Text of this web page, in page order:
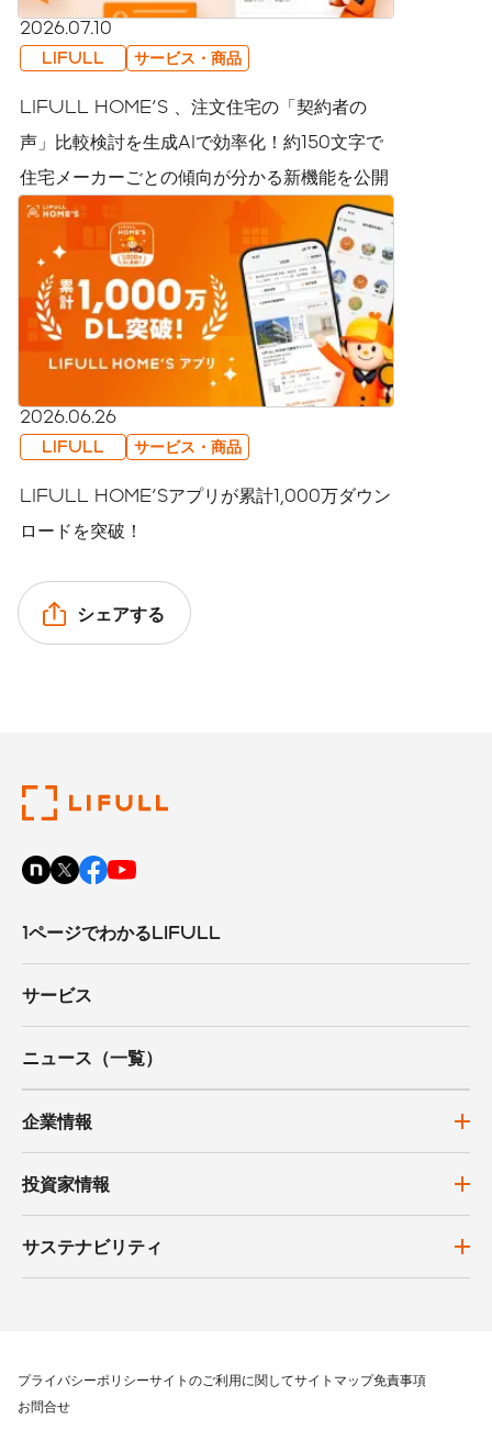
2026.07.10
LIFULL サービス・商品
LIFULL HOME'S 、注文住宅の「契約者の
声」比較検討を生成AIで効率化！約150文字で
住宅メーカーごとの傾向が分かる新機能を公開
2026.06.26
LIFULL サービス・商品
LIFULL HOME'Sアプリが累計1,000万ダウン
ロードを突破！
シェアする
1ページでわかるLIFULL
サービス
ニュース（一覧）
企業情報
投資家情報
サステナビリティ
プライバシーポリシーサイトのご利用に関してサイトマップ免責事項
お問合せ